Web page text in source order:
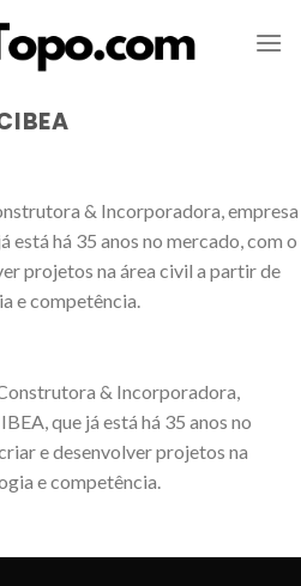
& Incorporadora, empresa
está há 35 anos no mercado, com o
projetos na área civil a partir de
e competência.
& Incorporadora,
que já está há 35 anos no
e desenvolver projetos na
e competência.